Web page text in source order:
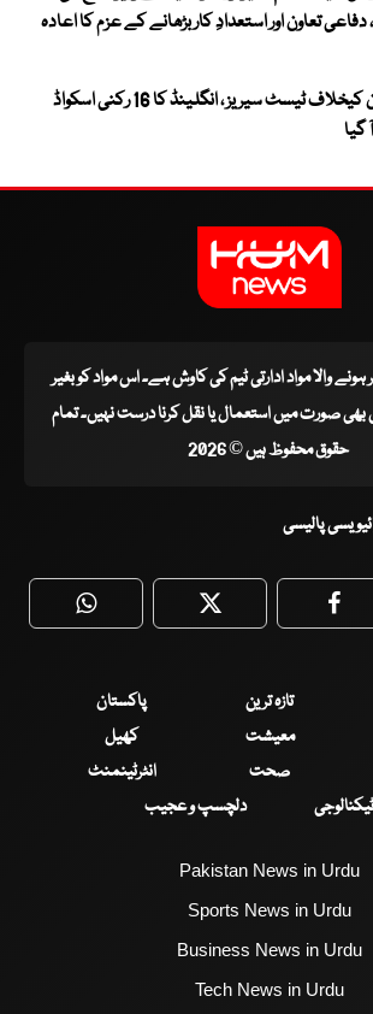
تعاون اور استعدادِ کار بڑھانے کے عزم کا اعادہ
پاکستان کیخلاف ٹیسٹ سیریز ، انگلینڈ کا 16 رکنی اسکواڈ
گیا
ہونے والا مواد ادارتی ٹیم کی کاوش ہے۔ اس مواد کو بغیر
صورت میں استعمال یا نقل کرنا درست نہیں۔ تمام
حقوق محفوظ ہیں © 2026
پالیسی
WhatsApp Twitter
تازہ ترین
پاکستان
معیشت
کھیل
صحت
انٹرٹینمنٹ
ٹیکنالوجی
دلچسپ و عجیب
Pakistan News in Urdu
Sports News in Urdu
Business News in Urdu
Tech News in Urdu